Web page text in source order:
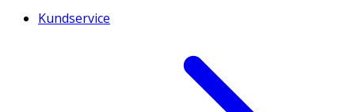
Kundservice